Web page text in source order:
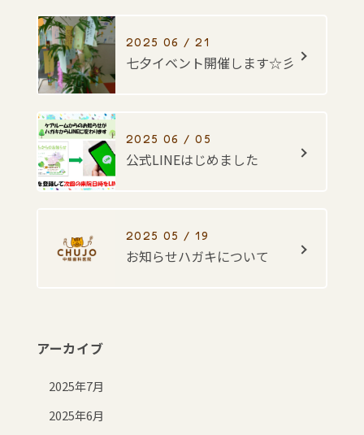
2025 06 / 21
七夕イベント開催します☆彡
2025 06 / 05
公式LINEはじめました
2025 05 / 19
お知らせハガキについて
アーカイブ
2025年7月
2025年6月